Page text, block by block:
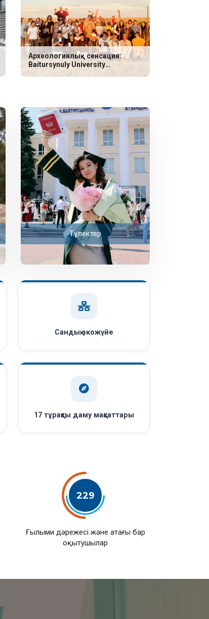
Археологиялық сенсация:
Baitursynuly University
ғалымдары неолит дәуіріне
Түлектер
Сандық экожүйе
17 тұрақты даму мақсаттары
229
Ғылыми дәрежесі және атағы бар
оқытушылар